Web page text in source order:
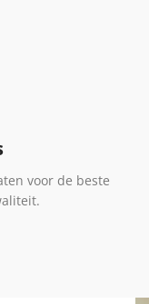
voor de beste